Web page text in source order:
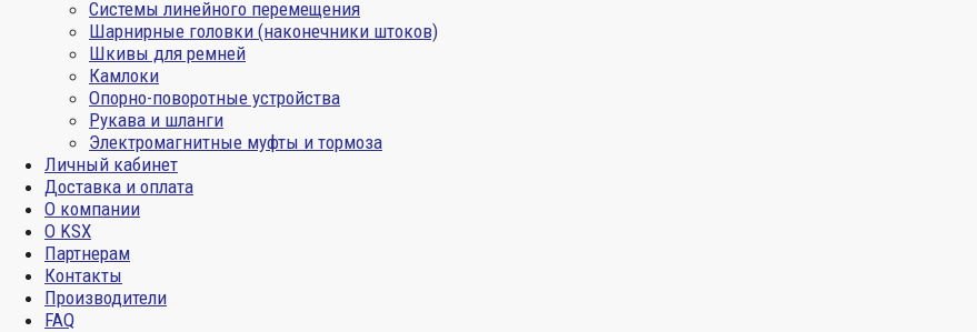
Системы линейного перемещения
Шарнирные головки (наконечники штоков)
Шкивы для ремней
Камлоки
Опорно-поворотные устройства
Рукава и шланги
Электромагнитные муфты и тормоза
Личный кабинет
Доставка и оплата
О компании
О KSX
Партнерам
Контакты
Производители
FAQ